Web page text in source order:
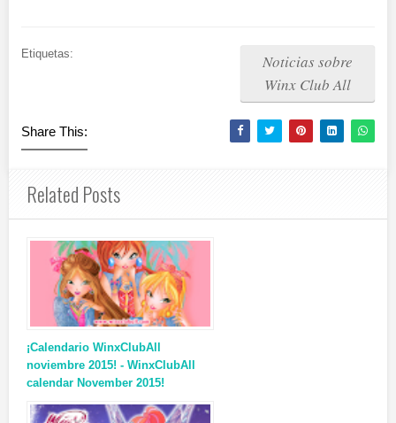
Etiquetas:
Noticias sobre
Winx Club All
Share This:
Related Posts
¡Calendario WinxClubAll
noviembre 2015! - WinxClubAll
calendar November 2015!